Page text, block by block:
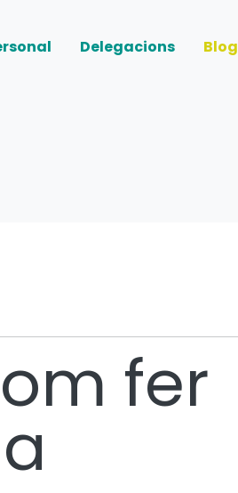
Delegacions Blog
fer